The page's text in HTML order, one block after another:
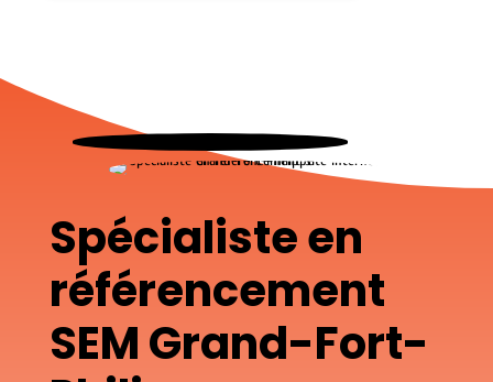
Spécialiste en
référencement
SEM Grand-Fort-